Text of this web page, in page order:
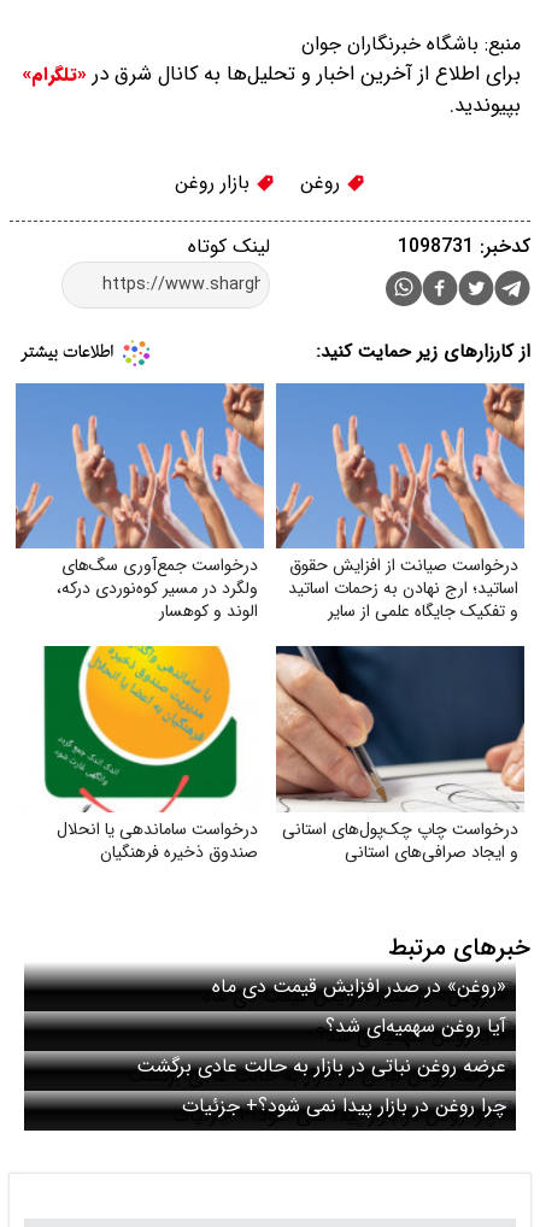
منبع: باشگاه خبرنگاران جوان
برای اطلاع از آخرین اخبار و تحلیل‌ها به کانال شرق در «تلگرام»
بپیوندید.
روغن بازار روغن
لینک کوتاه کدخبر: 1098731
از کارزارهای زیر حمایت کنید:
درخواست صیانت از افزایش حقوق
اساتید؛ ارج نهادن به زحمات اساتید
و تفکیک جایگاه علمی از سایر
درخواست جمع‌آوری سگ‌های
ولگرد در مسیر کوه‌نوردی درکه،
الوند و کوهسار
درخواست چاپ چک‌‌پول‌‌های استانی
و ایجاد صرافی‌‌های استانی
درخواست ساماندهی یا انحلال
صندوق ذخیره فرهنگیان
خبرهای مرتبط
«روغن» در صدر افزایش قیمت دی ماه
آیا روغن سهمیه‌ای شد؟
عرضه روغن نباتی در بازار به حالت عادی برگشت
چرا روغن در بازار پیدا نمی شود؟+ جزئیات